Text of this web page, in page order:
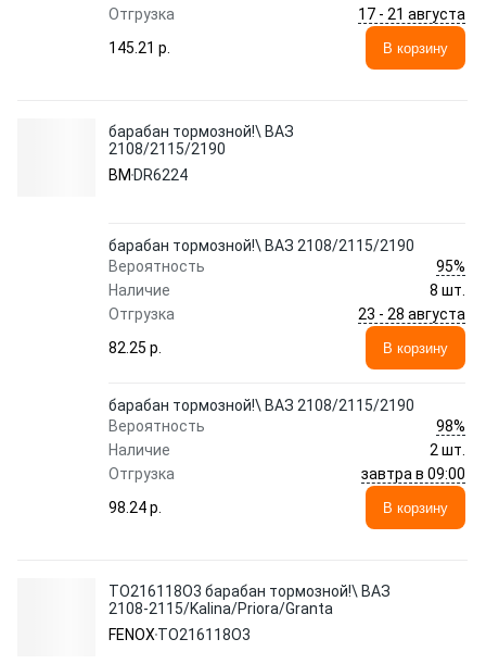
Отгрузка
17 - 21 августа
145.21 p.
В корзину
барабан тормозной!\ ВАЗ
2108/2115/2190
BM DR6224
барабан тормозной!\ ВАЗ 2108/2115/2190
Вероятность
95%
Наличие
8 шт.
Отгрузка
23 - 28 августа
82.25 p.
В корзину
барабан тормозной!\ ВАЗ 2108/2115/2190
Вероятность
98%
Наличие
2 шт.
Отгрузка
завтра в 09:00
98.24 p.
В корзину
TO216118O3 барабан тормозной!\ ВАЗ
2108-2115/Kalina/Priora/Granta
FENOX TO216118O3